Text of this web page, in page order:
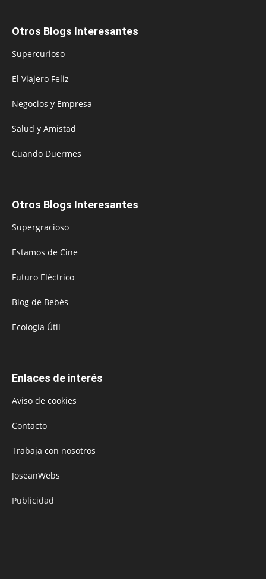
Otros Blogs Interesantes
Supercurioso
El Viajero Feliz
Negocios y Empresa
Salud y Amistad
Cuando Duermes
Otros Blogs Interesantes
Supergracioso
Estamos de Cine
Futuro Eléctrico
Blog de Bebés
Ecología Útil
Enlaces de interés
Aviso de cookies
Contacto
Trabaja con nosotros
JoseanWebs
Publicidad